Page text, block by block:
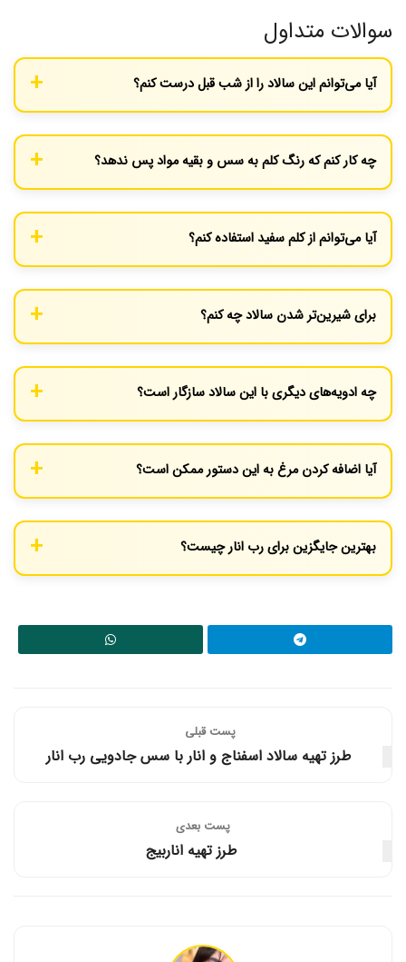
سوالات متداول
آیا می‌توانم این سالاد را از شب قبل درست کنم؟
خوشمزه‌تر هم می‌شود. فقط گردو را هنگام سرو اضافه کنید تا ترد بماند.
چه کار کنم که رنگ کلم به سس و بقیه مواد پس ندهد؟
کمی سرکه یا آبلیمو مخلوط کنید، رنگش تثبیت می‌شود (اصطلاحاً
رنگش قفل می‌شود).
آیا می‌توانم از کلم سفید استفاده کنم؟
استفاده می‌کنید، زمان استراحت در یخچال را کمتر کنید چون زودتر نرم
می‌شود.
برای شیرین‌تر شدن سالاد چه کنم؟
قهوه‌ای به سس اضافه کنید تا تعادل طعم‌ها برقرار شود.
چه ادویه‌های دیگری با این سالاد سازگار است؟
می‌تواند طعم جالبی به این سالاد بدهد.
آیا اضافه کردن مرغ به این دستور ممکن است؟
شده، این سالاد را از یک پیش‌غذا به یک وعده شام کامل و سبک تبدیل
می‌کند.
بهترین جایگزین برای رب انار چیست؟
پست قبلی
طرز تهیه سالاد اسفناج و انار با سس جادویی رب انار
پست‌ بعدی
طرز تهیه اناربیج